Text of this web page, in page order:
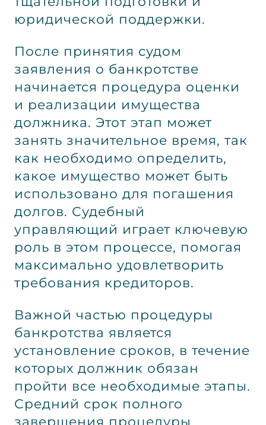
юридической поддержки.
После принятия судом
заявления о банкротстве
начинается процедура оценки
и реализации имущества
должника. Этот этап может
занять значительное время, так
как необходимо определить,
какое имущество может быть
использовано для погашения
долгов. Судебный
управляющий играет ключевую
роль в этом процессе, помогая
максимально удовлетворить
требования кредиторов.
Важной частью процедуры
банкротства является
установление сроков, в течение
которых должник обязан
пройти все необходимые этапы.
Средний срок полного
завершения процедуры